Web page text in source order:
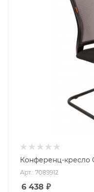
Конференц-кресло
Арт.: 7089912
6 438 ₽